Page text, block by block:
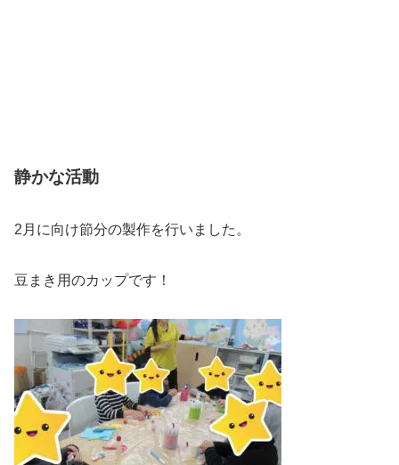
静かな活動
2月に向け節分の製作を行いました。
豆まき用のカップです！